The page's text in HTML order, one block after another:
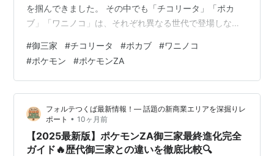
を掴んできました。 その中でも「チコリータ」「ポカ
ブ」「ワニノコ」は、それぞれ異なる世代で登場しなが
これら3匹の御三家ポケモンに注目し、それぞれの性能や
育成しやすさ、バトルでの立ち回りなどを徹底比較。 さ
らに、アニメやファンの声も交えながら、「最強」の称
号に最もふさわしい1匹を探ります。 あなたの冒険のパー
トナーに、誰を選ぶべきか。 迷っている方や懐かしさを
感じたい方も、ぜひ最後までご覧くだ…
#御三家 #チコリータ #ポカブ #ワニノコ
#ポケモン #ポケモンZA
フォルテつくば最新情報！— 話題の新商業エリアを深掘りレ
ポート • 10ヶ月前
【2025最新版】ポケモンZA御三家最終進化完全
ガイド🔥歴代御三家との違いを徹底比較🔍